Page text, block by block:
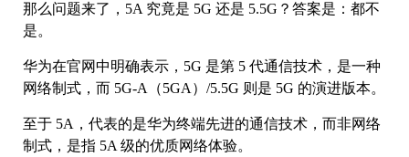
那么问题来了，5A 究竟是 5G 还是 5.5G？答案是：都不
是。
华为在官网中明确表示，5G 是第 5 代通信技术，是一种
网络制式，而 5G-A（5GA）/5.5G 则是 5G 的演进版本。
至于 5A，代表的是华为终端先进的通信技术，而非网络
制式，是指 5A 级的优质网络体验。